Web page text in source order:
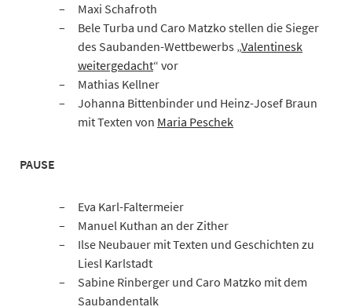
Maxi Schafroth
Bele Turba und Caro Matzko stellen die Sieger
des Saubanden-Wettbewerbs „Valentinesk
weitergedacht“ vor
Mathias Kellner
Johanna Bittenbinder und Heinz-Josef Braun
mit Texten von Maria Peschek
PAUSE
Eva Karl-Faltermeier
Manuel Kuthan an der Zither
Ilse Neubauer mit Texten und Geschichten zu
Liesl Karlstadt
Sabine Rinberger und Caro Matzko mit dem
Saubandentalk